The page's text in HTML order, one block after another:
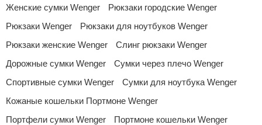
Женские сумки Wenger
Рюкзаки городские Wenger
Рюкзаки Wenger
Рюкзаки для ноутбуков Wenger
Рюкзаки женские Wenger
Слинг рюкзаки Wenger
Дорожные сумки Wenger
Сумки через плечо Wenger
Спортивные сумки Wenger
Сумки для ноутбука Wenger
Кожаные кошельки Портмоне Wenger
Портфели сумки Wenger
Портмоне кошельки Wenger